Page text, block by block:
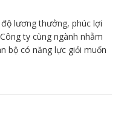
lương thưởng, phúc lợi
ty cùng ngành nhằm
bộ có năng lực giỏi muốn